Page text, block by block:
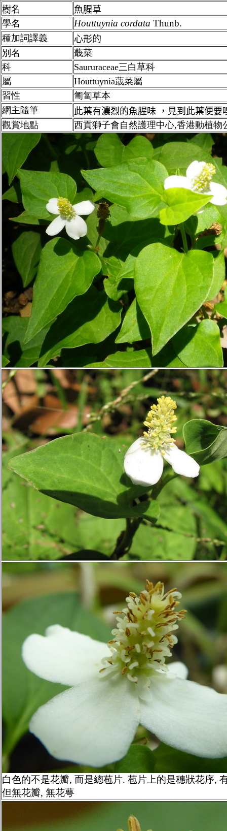
樹名
魚腥草
學名
Houttuynia cordata Thunb.
種加詞譯義
心形的
別名
蕺菜
科
Saururaceae三白草科
屬
Houttuynia蕺菜屬
習性
匍匐草本
網主隨筆
此葉有濃烈的魚腥味 ，見到此葉便要
觀賞地點
西貢獅子會自然護理中心,香港動植物
白色的不是花瓣, 而是總苞片. 苞片上的是穗狀花序,
但無花瓣, 無花萼